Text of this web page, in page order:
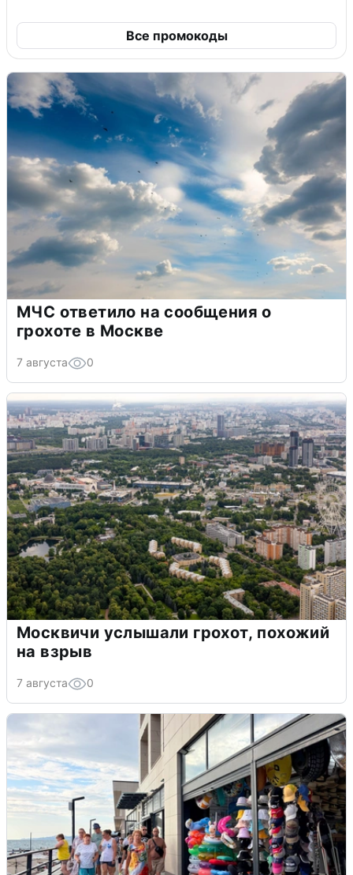
Все промокоды
МЧС ответило на сообщения о
грохоте в Москве
7 августа 0
Москвичи услышали грохот, похожий
на взрыв
7 августа 0